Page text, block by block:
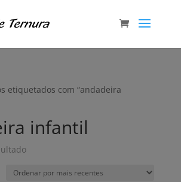
etiquetados com “andadeira
infantil